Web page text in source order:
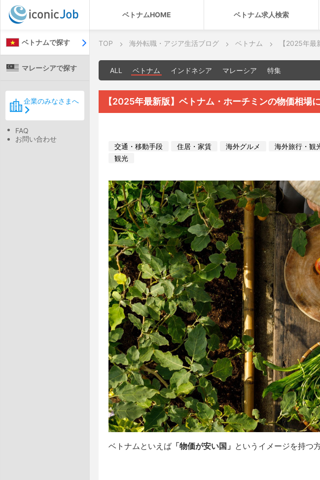
ベトナムHOME ベトナム求人検索
ベトナムで探す
マレーシアで探す
企業のみなさまへ
FAQ
お問い合わせ
TOP 海外転職・アジア生活ブログ ベトナム 【2025年
ALL ベトナム インドネシア マレーシア 特集
【2025年最新版】ベトナム・ホーチミンの物価相場
交通・移動手段 住居・家賃 海外グルメ 海外旅行・観
観光
ベトナムといえば 「物価が安い国」 というイメージを持つ